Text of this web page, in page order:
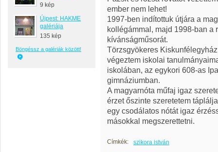
9 kép
Újpest: HAKME
galériája
135 kép
Böngéssz a galériák között!
ember nem lehet!
1997-ben indítottuk útjára a
kollégámmal, majd 1998-ban a
kívánságműsorát.
Törzsgyökeres
végeztem iskolai
iskolában, az egykori 608-as
gimnáziumban.
A magyarnóta műfaj igaz
érzet őszinte szeretetem
egy csodálatos nótát igaz
másokkal megszerettetni.
Címkék:
szikora istván